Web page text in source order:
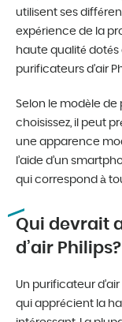
utilisent ses
expérience de la
haute qualité
purificateurs d’air
Selon le modèle de
choisissez, il peut
une apparence
l’aide d’un
qui correspond à
Qui devrait
d’air Philips?
Un purificateur
qui apprécient la